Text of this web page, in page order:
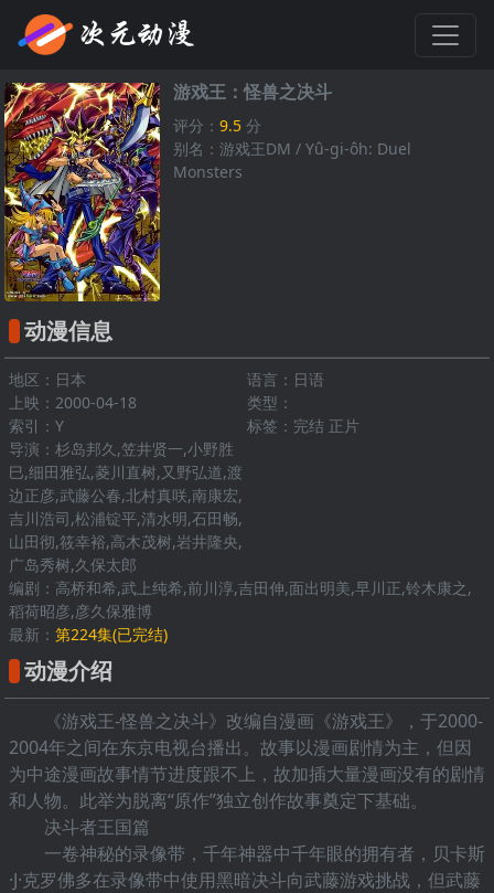
游戏王：怪兽之决斗
评分：9.5 分
别名：游戏王DM / Yû-gi-ôh: Duel
Monsters
动漫信息
地区：日本
语言：日语
上映：2000-04-18
类型：
索引：Y
标签：完结 正片
导演：杉岛邦久,笠井贤一,小野胜
巳,细田雅弘,菱川直树,又野弘道,渡
边正彦,武藤公春,北村真咲,南康宏,
吉川浩司,松浦锭平,清水明,石田畅,
山田彻,筱幸裕,高木茂树,岩井隆央,
广岛秀树,久保太郎
编剧：高桥和希,武上纯希,前川淳,吉田伸,面出明美,早川正,铃木康之,
稻荷昭彦,彦久保雅博
最新： 第224集(已完结)
动漫介绍
《游戏王-怪兽之决斗》改编自漫画《游戏王》，于2000-
2004年之间在东京电视台播出。故事以漫画剧情为主，但因
为中途漫画故事情节进度跟不上，故加插大量漫画没有的剧情
和人物。此举为脱离“原作”独立创作故事奠定下基础。
决斗者王国篇
一卷神秘的录像带，千年神器中千年眼的拥有者，贝卡斯
·J·克罗佛多在录像带中使用黑暗决斗向武藤游戏挑战，但武藤